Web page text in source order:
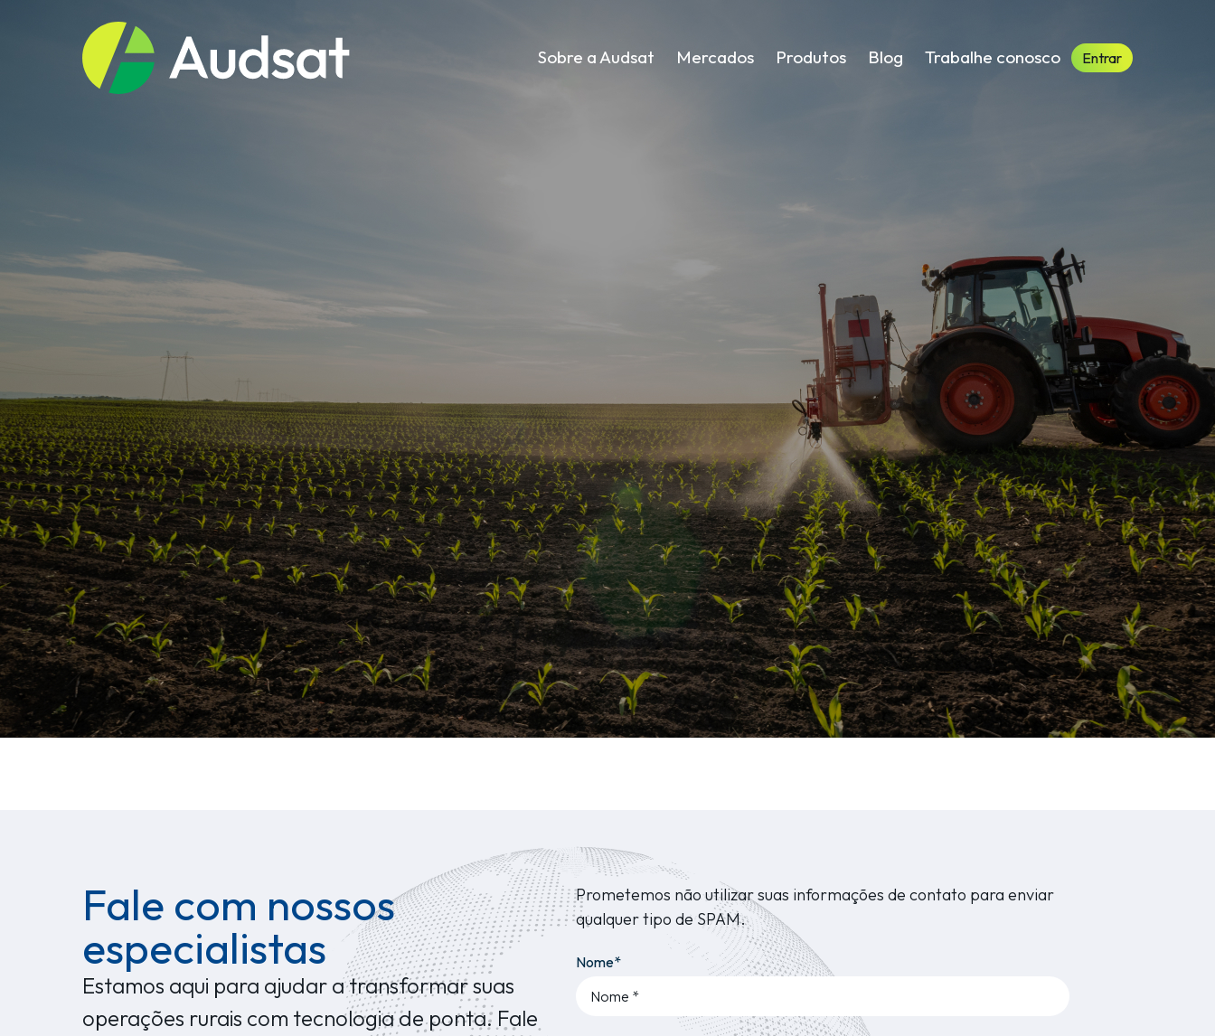
Sobre a Audsat Mercados Produtos Blog Trabalhe conosco Entrar
Fale com nossos
especialistas
Estamos aqui para ajudar a transformar suas
operações rurais com tecnologia de ponta. Fale
Prometemos não utilizar suas informações de contato para enviar
qualquer tipo de SPAM.
Nome*